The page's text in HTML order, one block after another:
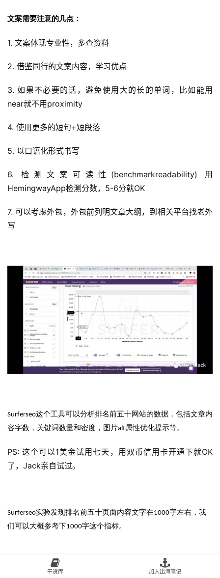
文案需要注意的几点：
1. 文案体现专业性，多查资料
2. 借鉴同行的文案内容，学习优点
3. 如果不必要的话，避免使用大的长的单词，比如能用
near就不用proximity
4. 使用更多的短句+短段落
5. 以口语化形式书写
6. 检测文案可读性(benchmarkreadability) 用
HemingwayApp检测分数，5-6分就OK
7. 可以考虑外包，外包前列明文章大纲，到相关平台找老外
写
Surferseo这个工具可以分析排名前五十网站的数据，包括文章内
容字数，关键词数量和密度，图片alt属性优化提示等。
PS: 这个可以1美金试用七天，用双币信用卡开通下就OK
了，Jack亲自试过。
Surferseo实验发现排名前五十页面内容文字在1000字左右，我
们可以大概参考下1000字这个指标。
对于文案语法错误，可以使用grammarly这个工具检查，如果大
干货库 加入出海笔记